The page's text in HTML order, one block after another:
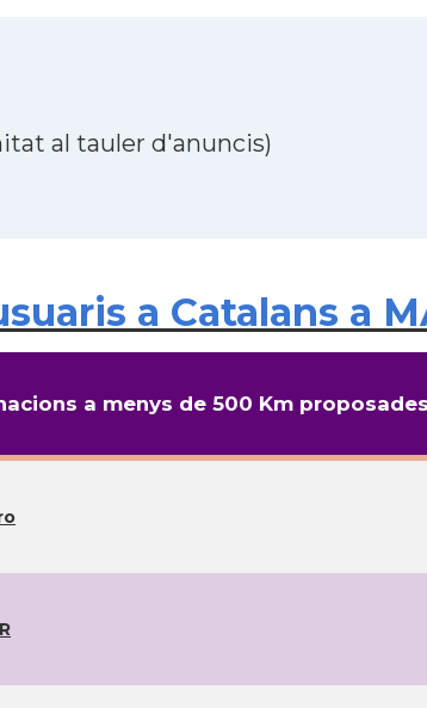
al tauler d'anuncis)
a Catalans a
a menys de 500 Km